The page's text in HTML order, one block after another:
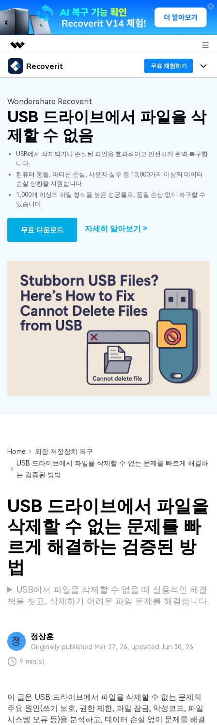
주요 제품
유틸리티
개요
솔루션
회사 소개
뉴스룸
플랜 및 가격
도움말 센터
Recoverit 무료 체험하기
Recoverit - Windows 버전
선도적인 데이터 복구 전문가
무료 체험
Mac 시스템에서 무제한 데이터 복구
리커버릿 무료 버전
분실/삭제된 데이터 무료 복구
Repairit - 데이터 복구
기능
미디어 복구하기
문서 복구하기
디바이스 복구하기
리커버릿 모든 기능 확인하기
복구 Tips
외장 저장장치 복구
삭제된 파일 복구
손상된 파일 복구
기타
더 많은 솔루션 찾기
리커버릿 개요
드라이브에서 복구
삭제된 미디어 복구
복구 솔루션
데이터 손실 시나리오
모든 기능 확인하기
가이드
search
Wondershare Recoverit
USB 드라이브에서 파일을 삭
제할 수 없음
USB에서 삭제되거나 손실된 파일을 효과적이고 안전하게 완벽 복구합
니다.
컴퓨터 충돌, 파티션 손실, 사용자 실수 등 10,000가지 이상의 데이터
손실 상황을 지원합니다.
1,000개 이상의 파일 형식을 높은 성공률로, 품질 손상 없이 복구할 수
있습니다.
무료 다운로드 자세히 알아보기 >
Home
외장 저장장치 복구
USB 드라이브에서 파일을 삭제할 수 없는 문제를 빠르게 해결하
는 검증된 방법
USB 드라이브에서 파일을
삭제할 수 없는 문제를 빠
르게 해결하는 검증된 방
법
USB에서 파일을 삭제할 수 없을 때 실용적인 해결
책을 찾고, 삭제하기 어려운 파일 문제를 해결합니다.
정상훈
Originally published Mar 27, 26, updated Jun 30, 26
9 min(s)
이 글은 USB 드라이브에서 파일을 삭제할 수 없는 문제의
주요 원인(쓰기 보호, 권한 제한, 파일 잠금, 악성코드, 파일
시스템 오류 등)을 분석하고, 데이터 손실 없이 문제를 해결